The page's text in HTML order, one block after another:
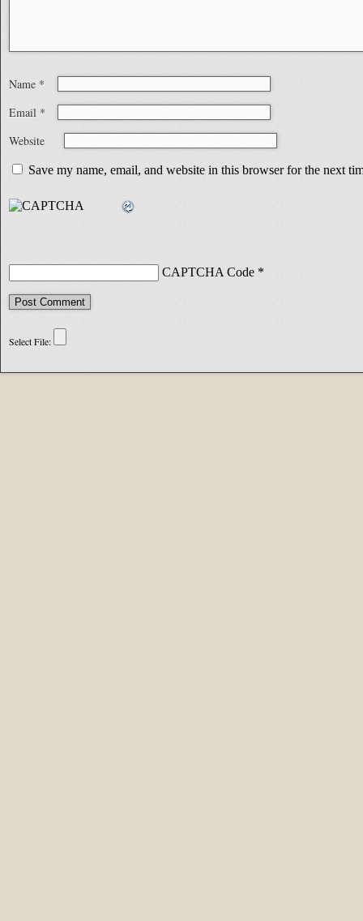
Name *
Email *
Website
Save my name, email, and website in this browser for the next
CAPTCHA Code *